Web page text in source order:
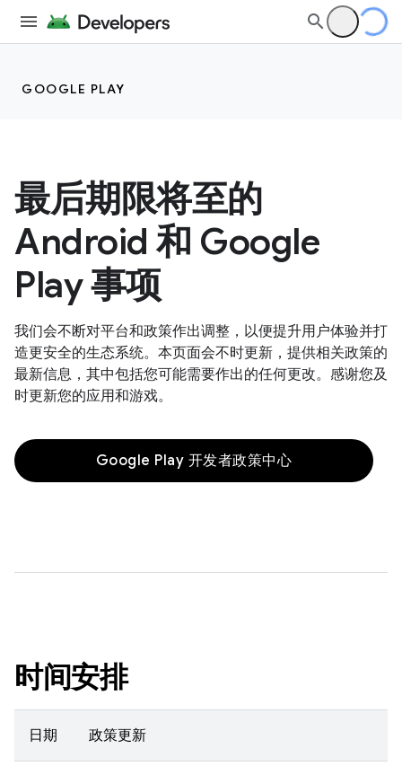
GOOGLE PLAY
最后期限将至的
Android 和 Google
Play 事项
我们会不断对平台和政策作出调整，以便提升用户体验并打
造更安全的生态系统。本页面会不时更新，提供相关政策的
最新信息，其中包括您可能需要作出的任何更改。感谢您及
时更新您的应用和游戏。
Google Play 开发者政策中心
时间安排
日期 政策更新